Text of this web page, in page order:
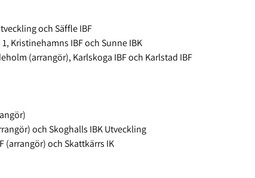
och Säffle IBF
Kristinehamns IBF och Sunne IBK
(arrangör), Karlskoga IBF och Karlstad IBF
och Skoghalls IBK Utveckling
(arrangör) och Skattkärrs IK